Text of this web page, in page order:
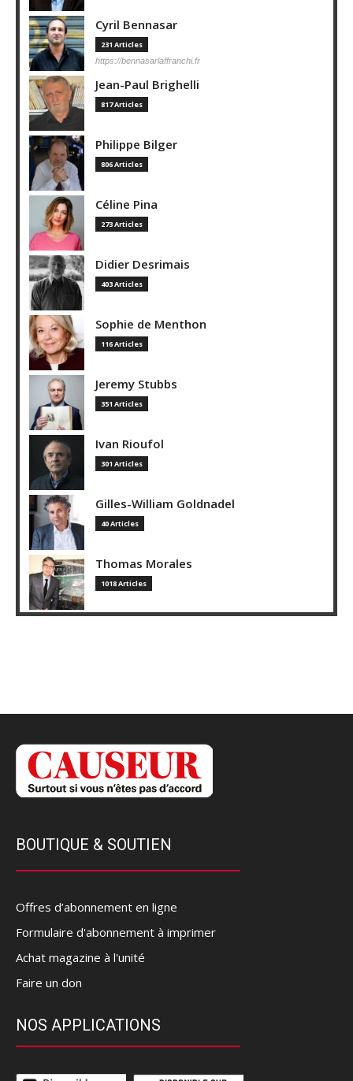
Cyril Bennasar
231 Articles
https://bennasarlaffranchi.fr
Jean-Paul Brighelli
817 Articles
Philippe Bilger
806 Articles
Céline Pina
273 Articles
Didier Desrimais
403 Articles
Sophie de Menthon
116 Articles
Jeremy Stubbs
351 Articles
Ivan Rioufol
301 Articles
Gilles-William Goldnadel
40 Articles
Thomas Morales
1018 Articles
BOUTIQUE & SOUTIEN
Offres d’abonnement en ligne
Formulaire d'abonnement à imprimer
Achat magazine à l'unité
Faire un don
NOS APPLICATIONS